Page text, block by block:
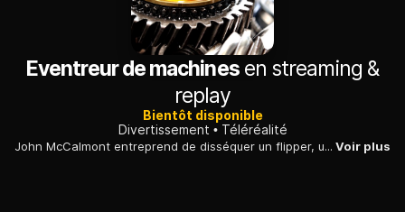
Eventreur de machinesen streaming &
replay
Bientôt disponible
Divertissement
Téléréalité
John McCalmont entreprend de disséquer un flipper, une machine à sous et un billard de façon à déterminer si les joueurs peuvent tricher ou non. Voir plus